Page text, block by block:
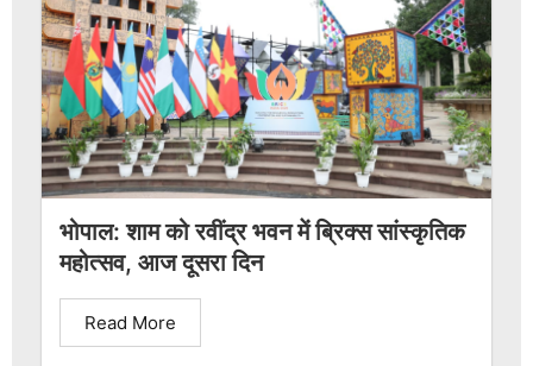
भोपाल: शाम को रवींद्र भवन में ब्रिक्स सांस्कृतिक
महोत्सव, आज दूसरा दिन
Read More